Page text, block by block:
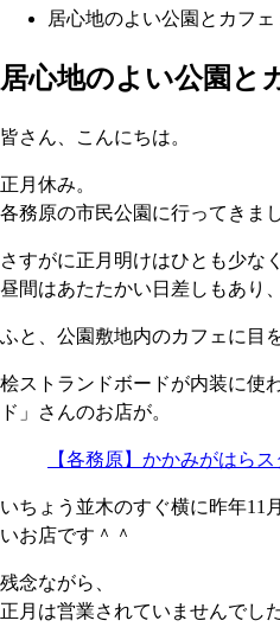
居心地のよい公園とカフェ
居心地のよい公園と
皆さん、こんにちは。
正月休み。
各務原の市民公園に行ってきま
さすがに正月明けはひとも少なく
昼間はあたたかい日差しもあり
ふと、公園敷地内のカフェに目
桧ストランドボードが内装に使
ド」さんのお店が。
【各務原】かかみがはら
いちょう並木のすぐ横に昨年11
いお店です＾＾
残念ながら、
正月は営業されていませんでし